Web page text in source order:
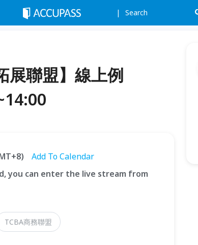
Search
展聯盟】線上例
Add To Calendar
you can enter the live stream from
TCBA商務聯盟